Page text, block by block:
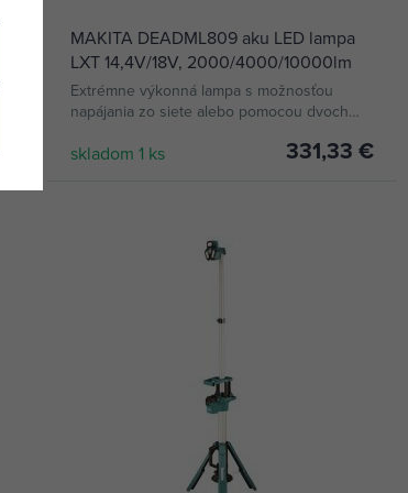
MAKITA DEADML809 aku LED lampa
LXT 14,4V/18V, 2000/4000/10000lm
Extrémne výkonná lampa s možnosťou
napájania zo siete alebo pomocou dvoch
skladom 1 ks 331,33 €